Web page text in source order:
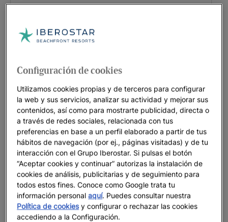
entretenimiento para niños y niñas?
¿Qué es Star Prestige de Iberostar?
¿Qué es Aliveness de Iberostar?
¿Qué es Honest Food de Iberostar
FORMA PARTE
Comunidad Horizons
¿Qué es y qué ventajas tiene Iberostar
Configuración de cookies
Utilizamos cookies propias y de terceros para configurar
la web y sus servicios, analizar su actividad y mejorar sus
contenidos, así como para mostrarte publicidad, directa o
a través de redes sociales, relacionada con tus
preferencias en base a un perfil elaborado a partir de tus
hábitos de navegación (por ej., páginas visitadas) y de tu
interacción con el Grupo Iberostar. Si pulsas el botón
“Aceptar cookies y continuar” autorizas la instalación de
cookies de análisis, publicitarias y de seguimiento para
todos estos fines. Conoce como Google trata tu
información personalaquí. Puedes consultar nuestra
Política de cookiesy configurar o rechazar las cookies
accediendo a la Configuración.